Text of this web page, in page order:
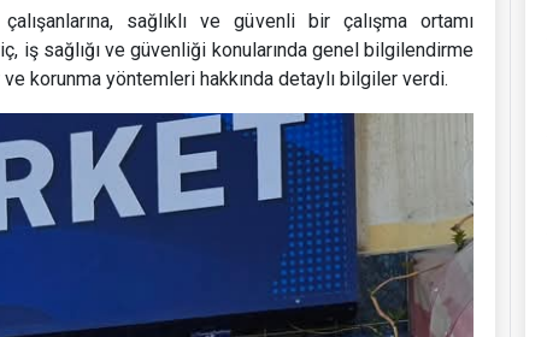
sağlıklı ve güvenli bir çalışma ortamı
iş sağlığı ve güvenliği konularında genel bilgilendirme
korunma yöntemleri hakkında detaylı bilgiler verdi.